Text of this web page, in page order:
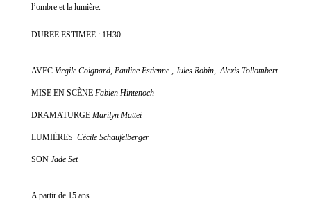
l’ombre et la lumière.
DUREE ESTIMEE : 1H30
AVEC Virgile Coignard, Pauline Estienne , Jules Robin, Alexis Tollombert
MISE EN SCÈNE Fabien Hintenoch
DRAMATURGE Marilyn Mattei
LUMIÈRES Cécile Schaufelberger
SON Jade Set
A partir de 15 ans